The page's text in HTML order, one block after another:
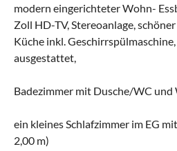
modern eingerichteter Wohn-
Zoll HD-TV, Stereoanlage,
Küche inkl.
ausgestattet,
Badezimmer mit Dusche/WC und
ein kleines Schlafzimmer im EG
2,00 m)